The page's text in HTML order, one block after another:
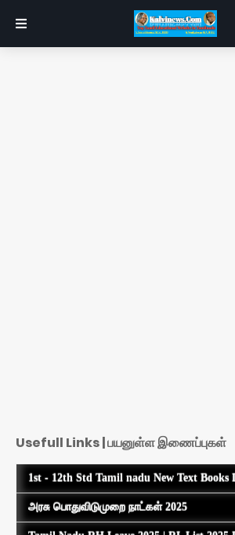
Usefull Links | பயனுள்ள இணைப்புகள்
1st - 12th Std Tamil nadu New Text Books
அரசு பொதுவிடுமுறை நாட்கள் 2025